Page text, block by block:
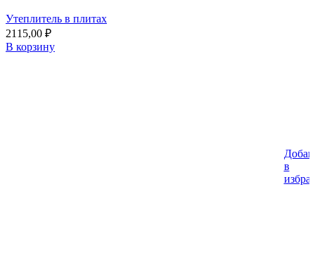
Утеплитель в плитах
2115,00 ₽
В корзину
в